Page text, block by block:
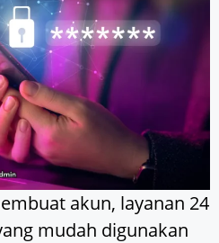
akun, layanan 24
mudah digunakan